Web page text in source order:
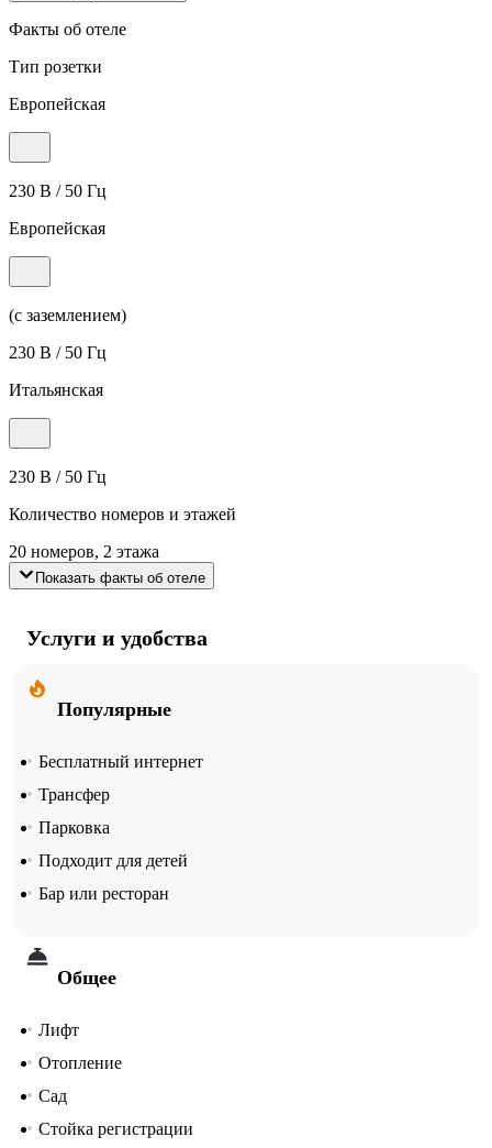
Факты об отеле
Тип розетки
Европейская
230 В / 50 Гц
Европейская
(с заземлением)
230 В / 50 Гц
Итальянская
230 В / 50 Гц
Количество номеров и этажей
20 номеров, 2 этажа
Показать факты об отеле
Услуги и удобства
Популярные
Бесплатный интернет
Трансфер
Парковка
Подходит для детей
Бар или ресторан
Общее
Лифт
Отопление
Сад
Стойка регистрации